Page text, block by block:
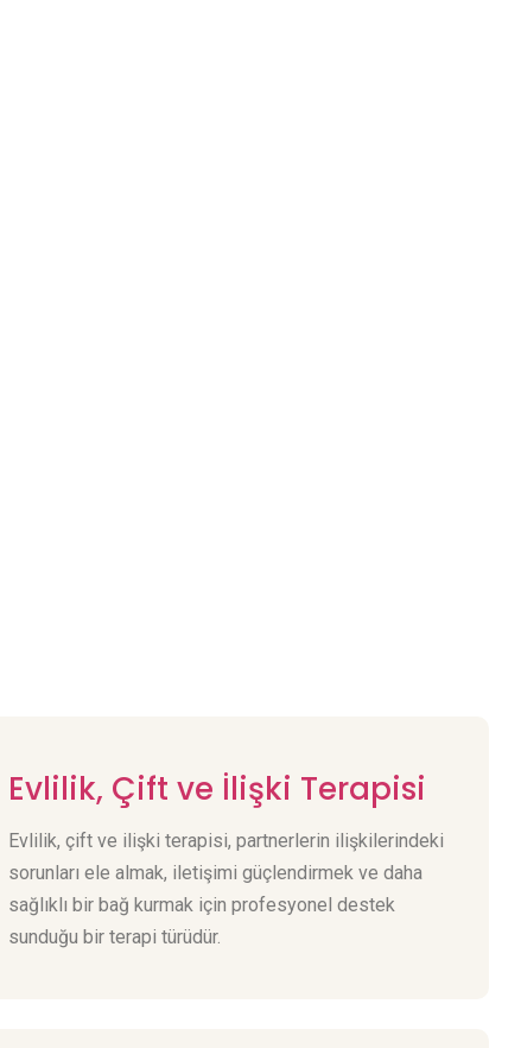
Evlilik, Çift ve İlişki Terapisi
Evlilik, çift ve ilişki terapisi, partnerlerin ilişkilerindeki
sorunları ele almak, iletişimi güçlendirmek ve daha
sağlıklı bir bağ kurmak için profesyonel destek
sunduğu bir terapi türüdür.